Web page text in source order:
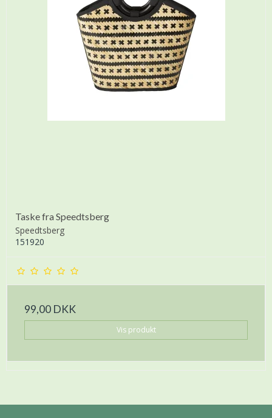
Taske fra Speedtsberg
Speedtsberg
151920
99,00 DKK
Vis produkt